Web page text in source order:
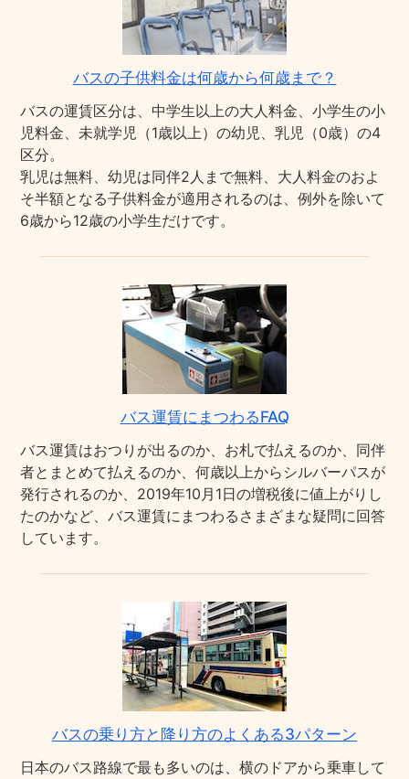
バスの子供料金は何歳から何歳まで？
バスの運賃区分は、中学生以上の大人料金、小学生の小
児料金、未就学児（1歳以上）の幼児、乳児（0歳）の4
区分。
乳児は無料、幼児は同伴2人まで無料、大人料金のおよ
そ半額となる子供料金が適用されるのは、例外を除いて
6歳から12歳の小学生だけです。
バス運賃にまつわるFAQ
バス運賃はおつりが出るのか、お札で払えるのか、同伴
者とまとめて払えるのか、何歳以上からシルバーパスが
発行されるのか、2019年10月1日の増税後に値上がりし
たのかなど、バス運賃にまつわるさまざまな疑問に回答
しています。
バスの乗り方と降り方のよくある3パターン
日本のバス路線で最も多いのは、横のドアから乗車して